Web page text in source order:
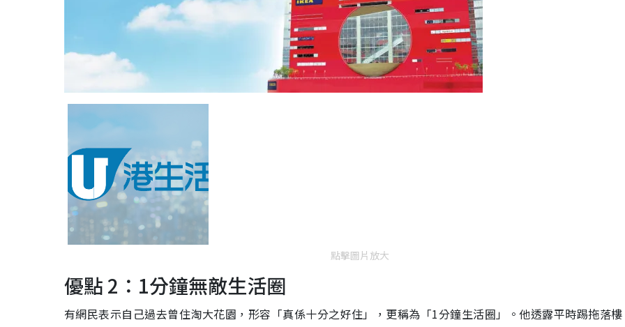
點擊圖片放大
優點 2：1分鐘無敵生活圈
有網民表示自己過去曾住淘大花園，形容「真係十分之好住」，更稱為「1分鐘生活圈」。他透露平時踢拖落樓